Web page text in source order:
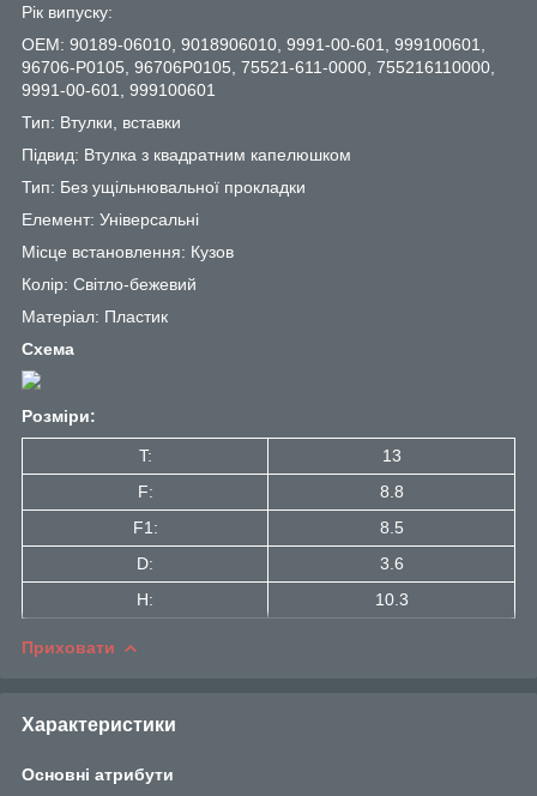
Рік випуску:
OEM: 90189-06010, 9018906010, 9991-00-601, 999100601,
96706-P0105, 96706P0105, 75521-611-0000, 755216110000,
9991-00-601, 999100601
Тип: Втулки, вставки
Підвид: Втулка з квадратним капелюшком
Тип: Без ущільнювальної прокладки
Елемент: Універсальні
Місце встановлення: Кузов
Колір: Світло-бежевий
Матеріал: Пластик
Схема
Розміри:
T:
13
F:
8.8
F1:
8.5
D:
3.6
H:
10.3
Приховати
Характеристики
Основні атрибути